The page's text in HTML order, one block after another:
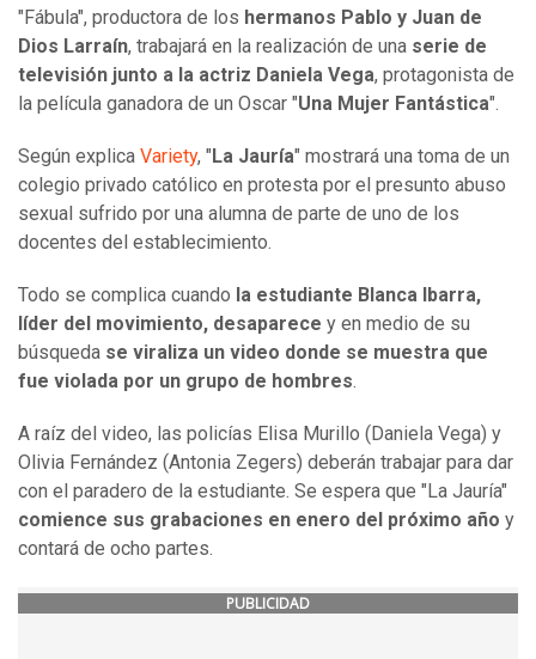
"Fábula", productora de los hermanos Pablo y Juan de
Dios Larraín, trabajará en la realización de una serie de
televisión junto a la actriz Daniela Vega, protagonista de
la película ganadora de un Oscar "Una Mujer Fantástica".
Según explica Variety, " La Jauría" mostrará una toma de un
colegio privado católico en protesta por el presunto abuso
sexual sufrido por una alumna de parte de uno de los
docentes del establecimiento.
Todo se complica cuando la estudiante Blanca Ibarra,
líder del movimiento, desaparece y en medio de su
búsqueda se viraliza un video donde se muestra que
fue violada por un grupo de hombres.
A raíz del video, las policías Elisa Murillo (Daniela Vega) y
Olivia Fernández (Antonia Zegers) deberán trabajar para dar
con el paradero de la estudiante. Se espera que "La Jauría"
comience sus grabaciones en enero del próximo año y
contará de ocho partes.
PUBLICIDAD